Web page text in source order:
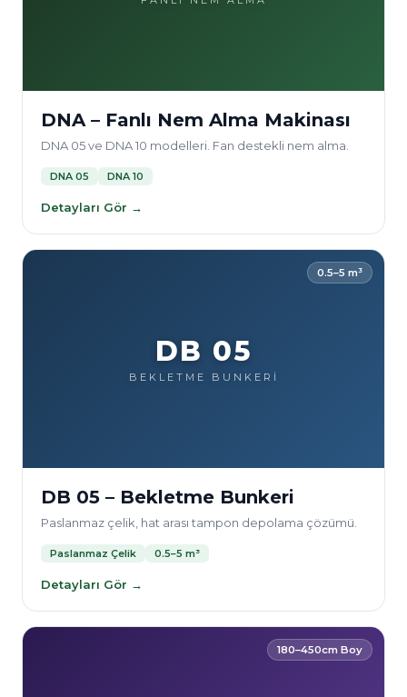
DNA – Fanlı Nem Alma Makinası
DNA 05 ve DNA 10 modelleri. Fan destekli nem alma.
DNA 05 DNA 10
Detayları Gör →
0.5–5 m³
DB 05
BEKLETME BUNKERİ
DB 05 – Bekletme Bunkeri
Paslanmaz çelik, hat arası tampon depolama çözümü.
Paslanmaz Çelik 0.5–5 m³
Detayları Gör →
180–450cm Boy